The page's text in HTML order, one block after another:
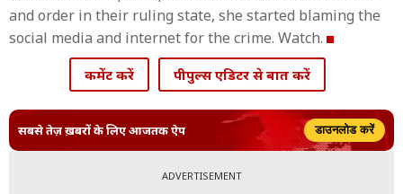
and order in their ruling state, she started blaming the
social media and internet for the crime. Watch.
कमेंट करें पीपुल्स एडिटर से बात करें
सबसे तेज़ ख़बरों के लिए आजतक ऐप डाउनलोड करें
ADVERTISEMENT